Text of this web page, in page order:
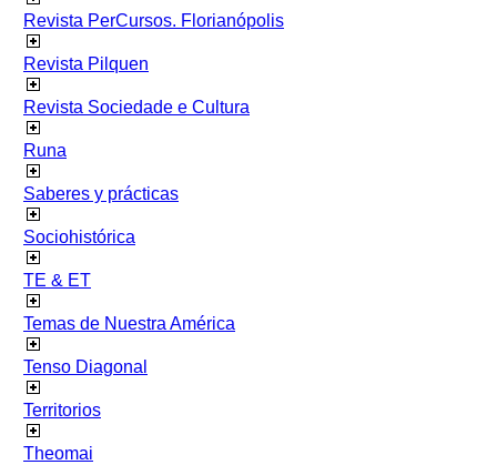
Revista PerCursos. Florianópolis
Revista Pilquen
Revista Sociedade e Cultura
Runa
Saberes y prácticas
Sociohistórica
TE & ET
Temas de Nuestra América
Tenso Diagonal
Territorios
Theomai